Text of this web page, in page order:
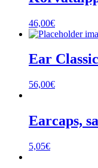
46,00€
Ear
56,00€
Earcaps,
5,05€